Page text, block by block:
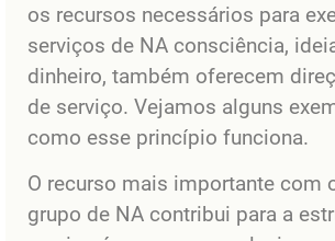
os recursos necessários para
serviços de NA consciência,
dinheiro, também oferecem
de serviço. Vejamos alguns
como esse princípio funciona.
O recurso mais importante com
grupo de NA contribui para a